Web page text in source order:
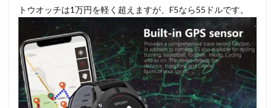
トウオッチは1万円を軽く超えますが、F5なら55ドルです。